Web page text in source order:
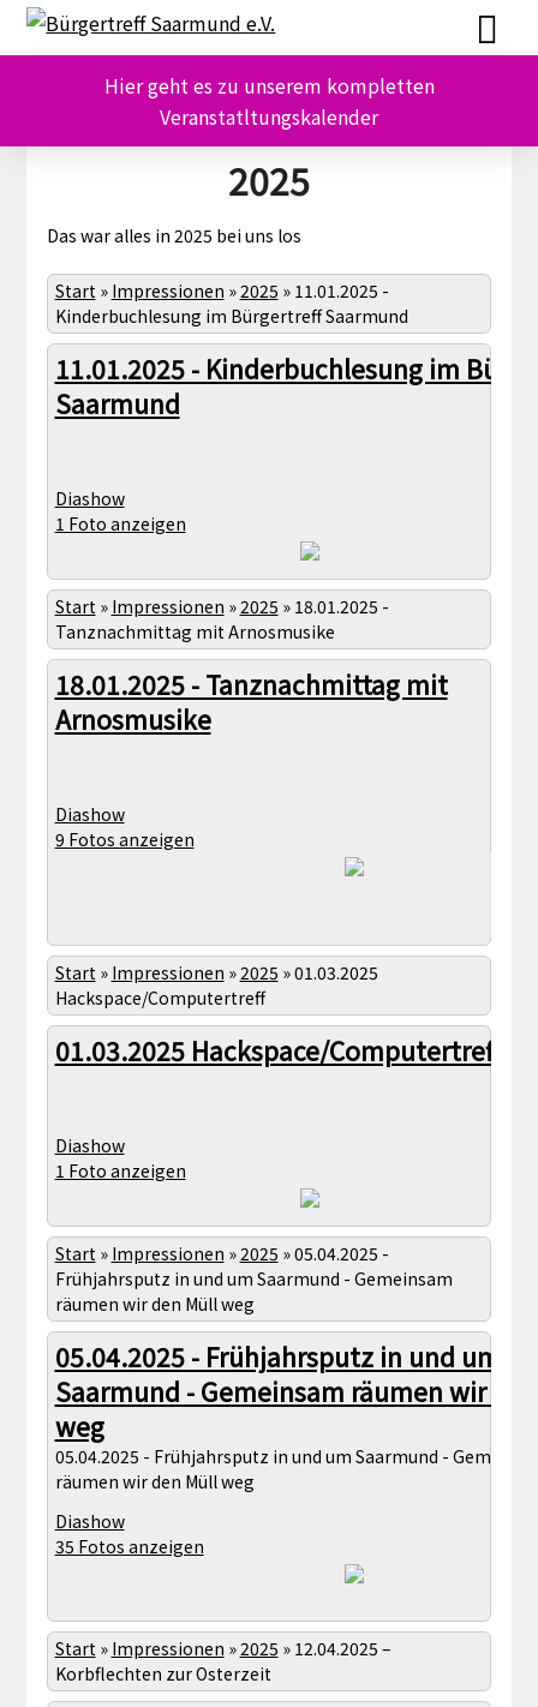
Skip
Skip
Hier geht es zu unserem kompletten
Veranstatltungskalender
2025
Das war alles in 2025 bei uns los
Start» Impressionen »2025 » 11.01.2025 -
Kinderbuchlesung im Bürgertreff Saarmund
11.01.2025 - Kinderbuchlesung im
Saarmund
Diashow
1 Foto anzeigen
Start» Impressionen »2025 » 18.01.2025 -
Tanznachmittag mit Arnosmusike
18.01.2025 - Tanznachmittag mit
Arnosmusike
Diashow
9 Fotos anzeigen
Start» Impressionen »2025 »01.03.2025
Hackspace/Computertreff
01.03.2025 Hackspace/Computertreff
Diashow
1 Foto anzeigen
Start» Impressionen »2025 »05.04.2025 -
Frühjahrsputz in und um Saarmund - Gemeinsam
räumen wir den Müll weg
05.04.2025 - Frühjahrsputz in und um
Saarmund - Gemeinsam räumen wir
weg
05.04.2025 - Frühjahrsputz in und um Saarmund -
räumen wir den Müll weg
Diashow
35 Fotos anzeigen
Start» Impressionen »2025 » 12.04.2025 –
Korbflechten zur Osterzeit